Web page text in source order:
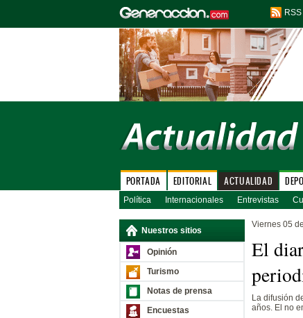
RSS
PORTADA EDITORIAL ACTUALIDAD
Política Internacionales Entrevistas
Nuestros sitios
Opinión
Turismo
Notas de prensa
Encuestas
Viernes 05
El
La difusión
años. El no